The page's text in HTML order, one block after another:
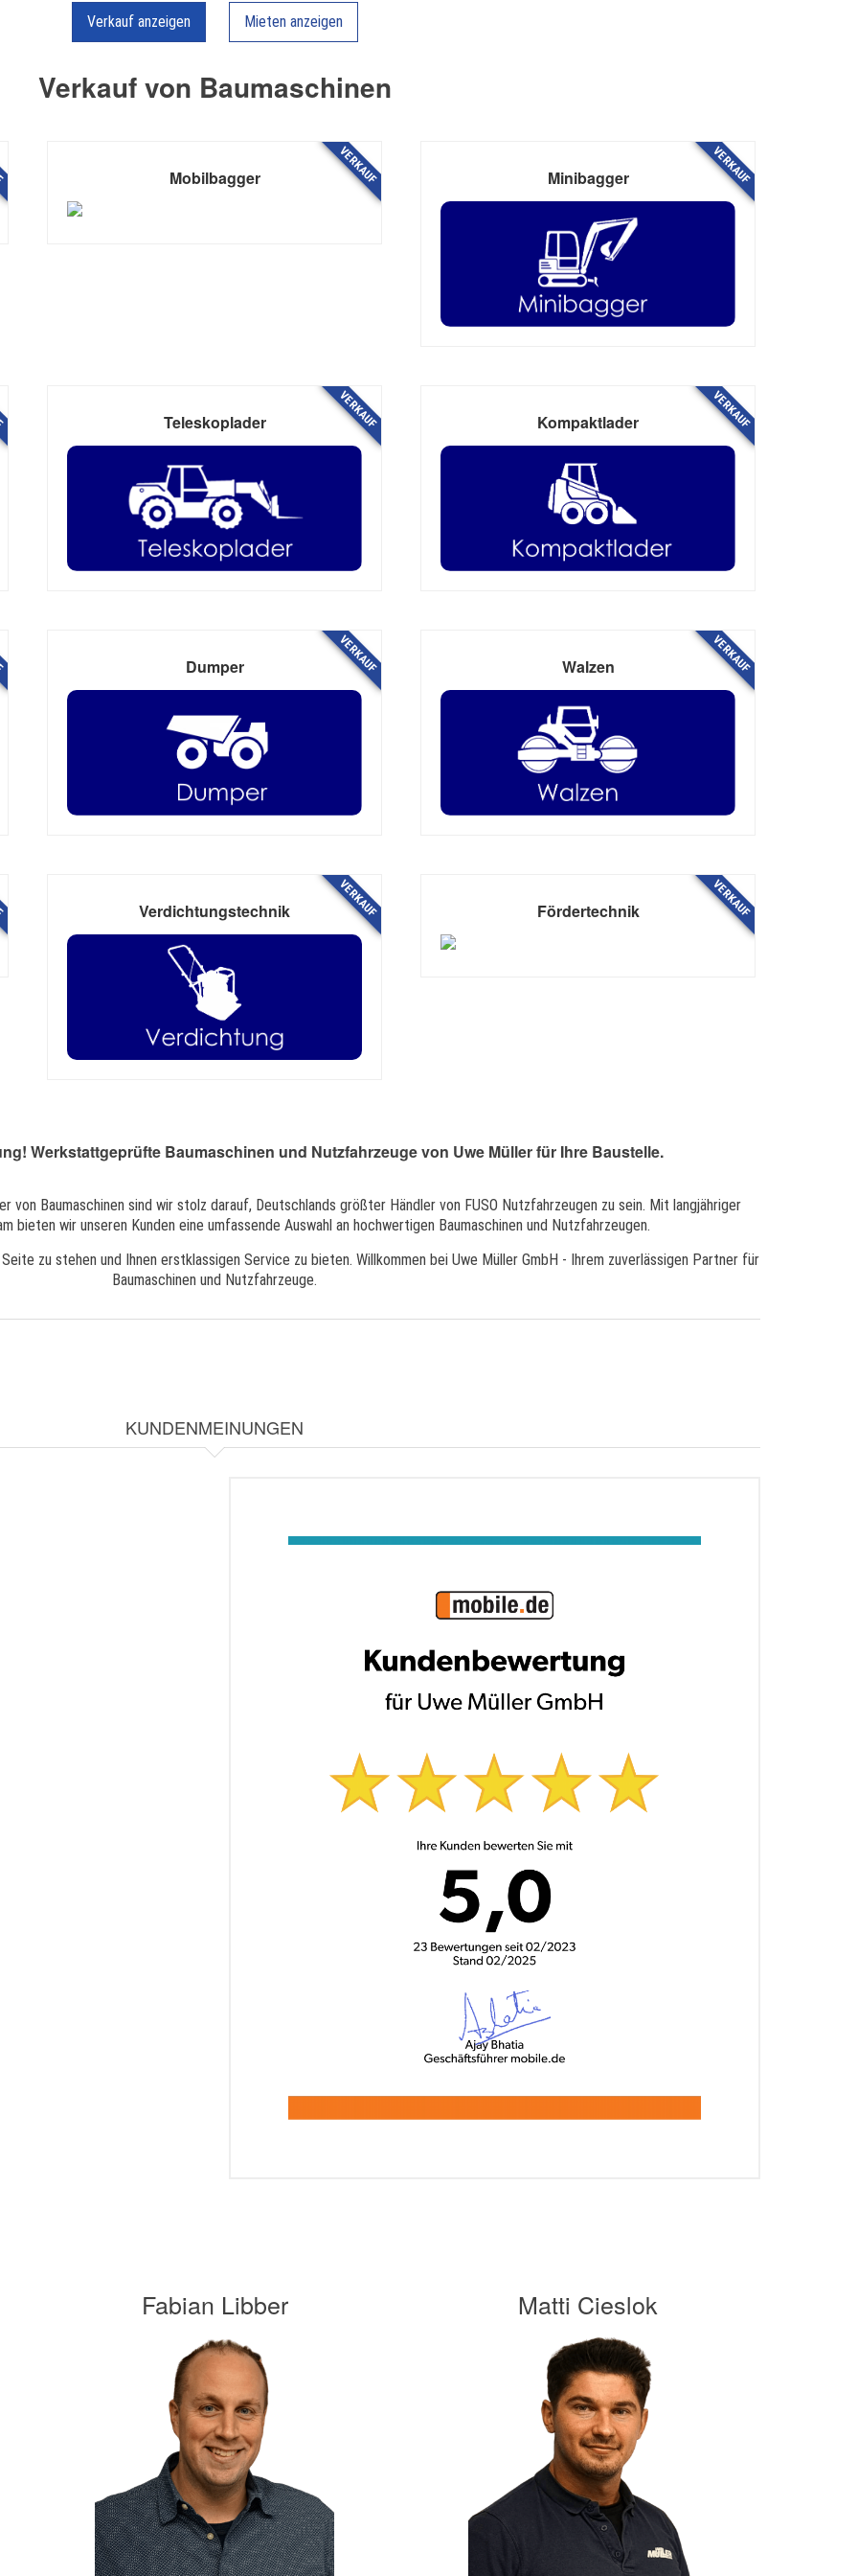
Verkauf anzeigen Mieten anzeigen
Verkauf von Baumaschinen
VERKAUF
Mobilbagger VERKAUF
Minibagger
VERKAUF
Teleskoplader VERKAUF
Kompaktlader
VERKAUF
Dumper VERKAUF
Walzen
VERKAUF
Verdichtungstechnik VERKAUF
Fördertechnik
Werkstattgeprüfte Baumaschinen und Nutzfahrzeuge von Uwe Müller für Ihre Baustelle.
von Baumaschinen sind wir stolz darauf, Deutschlands größter Händler von FUSO Nutzfahrzeugen zu sein. Mit langjähriger
bieten wir unseren Kunden eine umfassende Auswahl an hochwertigen Baumaschinen und Nutzfahrzeugen.
zu stehen und Ihnen erstklassigen Service zu bieten. Willkommen bei Uwe Müller GmbH - Ihrem zuverlässigen Partner für
Baumaschinen und Nutzfahrzeuge.
KUNDENMEINUNGEN
Fabian Libber Matti Cieslok